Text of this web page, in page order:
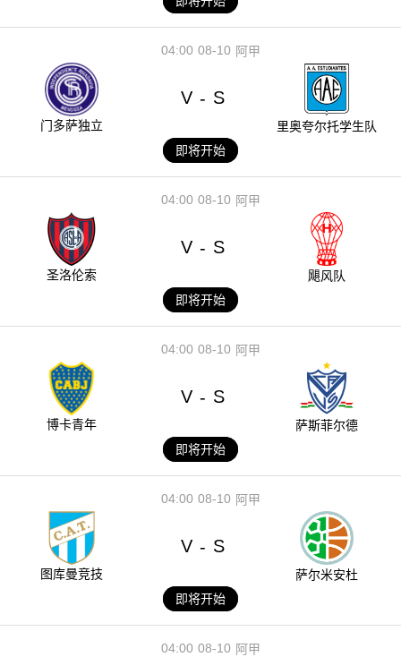
08-10
04:00 阿甲
门多萨独立
V - S
里奥夸尔托学生队
即将开始
08-10
04:00 阿甲
圣洛伦索
V - S
飓风队
即将开始
08-10
04:00 阿甲
博卡青年
V - S
萨斯菲尔德
即将开始
08-10
04:00 阿甲
图库曼竞技
V - S
萨尔米安杜
即将开始
08-10
04:00 阿甲